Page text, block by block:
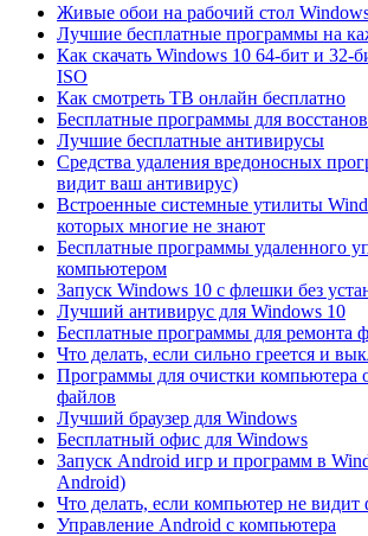
Живые обои на рабочий стол
Лучшие бесплатные программы на
Как скачать Windows 10 64-бит и 32-
ISO
Как смотреть ТВ онлайн бесплатно
Бесплатные программы для
Лучшие бесплатные антивирусы
Средства удаления вредоносных
видит ваш антивирус)
Встроенные системные утилиты
которых многие не знают
Бесплатные программы удаленного
компьютером
Запуск Windows 10 с флешки без
Лучший антивирус для Windows 10
Бесплатные программы для ремонта
Что делать, если сильно греется и
Программы для очистки компьютера
файлов
Лучший браузер для Windows
Бесплатный офис для Windows
Запуск Android игр и программ в
Android)
Что делать, если компьютер не
Управление Android с компьютера